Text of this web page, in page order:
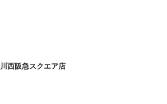
川西阪急スクエア店